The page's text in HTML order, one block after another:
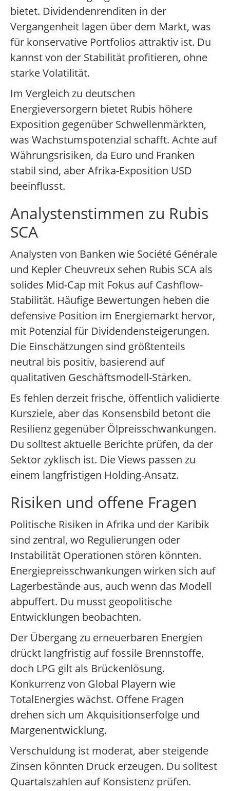
bietet. Dividendenrenditen in der
Vergangenheit lagen über dem Markt, was
für konservative Portfolios attraktiv ist. Du
kannst von der Stabilität profitieren, ohne
starke Volatilität.
Im Vergleich zu deutschen
Energieversorgern bietet Rubis höhere
Exposition gegenüber Schwellenmärkten,
was Wachstumspotenzial schafft. Achte auf
Währungsrisiken, da Euro und Franken
stabil sind, aber Afrika-Exposition USD
beeinflusst.
Analystenstimmen zu Rubis
SCA
Analysten von Banken wie Société Générale
und Kepler Cheuvreux sehen Rubis SCA als
solides Mid-Cap mit Fokus auf Cashflow-
Stabilität. Häufige Bewertungen heben die
defensive Position im Energiemarkt hervor,
mit Potenzial für Dividendensteigerungen.
Die Einschätzungen sind größtenteils
neutral bis positiv, basierend auf
qualitativen Geschäftsmodell-Stärken.
Es fehlen derzeit frische, öffentlich validierte
Kursziele, aber das Konsensbild betont die
Resilienz gegenüber Ölpreisschwankungen.
Du solltest aktuelle Berichte prüfen, da der
Sektor zyklisch ist. Die Views passen zu
einem langfristigen Holding-Ansatz.
Risiken und offene Fragen
Politische Risiken in Afrika und der Karibik
sind zentral, wo Regulierungen oder
Instabilität Operationen stören könnten.
Energiepreisschwankungen wirken sich auf
Lagerbestände aus, auch wenn das Modell
abpuffert. Du musst geopolitische
Entwicklungen beobachten.
Der Übergang zu erneuerbaren Energien
drückt langfristig auf fossile Brennstoffe,
doch LPG gilt als Brückenlösung.
Konkurrenz von Global Playern wie
TotalEnergies wächst. Offene Fragen
drehen sich um Akquisitionserfolge und
Margenentwicklung.
Verschuldung ist moderat, aber steigende
Zinsen könnten Druck erzeugen. Du solltest
Quartalszahlen auf Konsistenz prüfen.